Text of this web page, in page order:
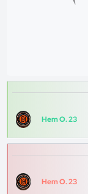
Hem O. 23
Hem O. 23